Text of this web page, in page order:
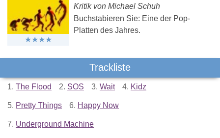
Kritik von Michael Schuh
Buchstabieren Sie: Eine der Pop-
Platten des Jahres.
Trackliste
1. The Flood 2. SOS 3. Wait 4. Kidz
5. Pretty Things 6. Happy Now
7. Underground Machine